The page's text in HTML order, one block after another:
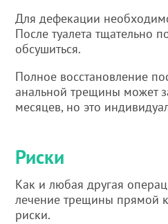
Для дефекации
После туалета тщательно
обсушиться.
Полное восстановление
анальной трещины может
месяцев, но это
Риски
Как и любая другая
лечение трещины прямой
риски.